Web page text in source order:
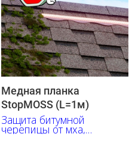
Медная планка
StopMOSS (L=1м)
Защита битумной
черепицы от мха,
лишайника, плесени